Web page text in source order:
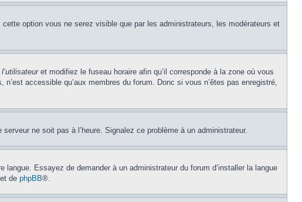
option vous ne serez visible que par les administrateurs, les modérateurs et
et modifiez le fuseau horaire afin qu’il corresponde à la zone où vous
accessible qu’aux membres du forum. Donc si vous n’êtes pas enregistré,
ne soit pas à l’heure. Signalez ce problème à un administrateur.
langue. Essayez de demander à un administrateur du forum d’installer la langue
de phpBB®.